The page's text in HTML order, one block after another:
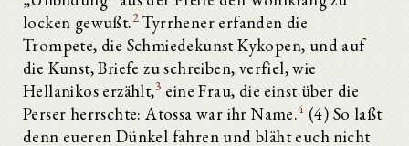
locken gewußt.2 Tyrrhener erfanden die
Trompete, die Schmiedekunst Kykopen, und auf
die Kunst, Briefe zu schreiben, verfiel, wie
Hellanikos erzählt,3 eine Frau, die einst über die
Perser herrschte: Atossa war ihr Name.4 (4) So laßt
denn eueren Dünkel fahren und bläht euch nicht